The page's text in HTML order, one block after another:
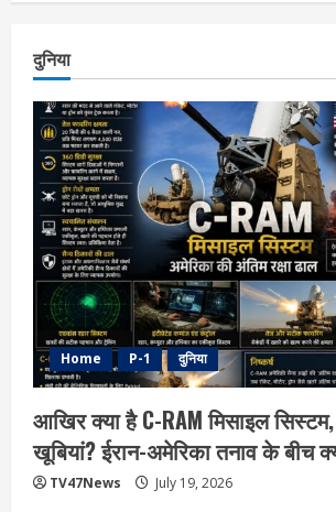
दुनिया
Home P-1 दुनिया
आखिर क्या है C-RAM मिसाइल
खूबियां? ईरान-अमेरिका तनाव के बीच
TV47News July 19, 2026